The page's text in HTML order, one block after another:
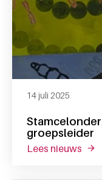
groepsleider
14 juli 2025
lees nieuws